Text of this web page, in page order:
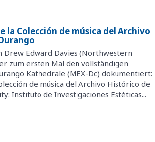
la Colección de música del Archivo
Drew Edward Davies (Northwestern
zum ersten Mal den vollständigen
Kathedrale (MEX-Dc) dokumentiert:
de música del Archivo Histórico de
Instituto de Investigaciones Estéticas...